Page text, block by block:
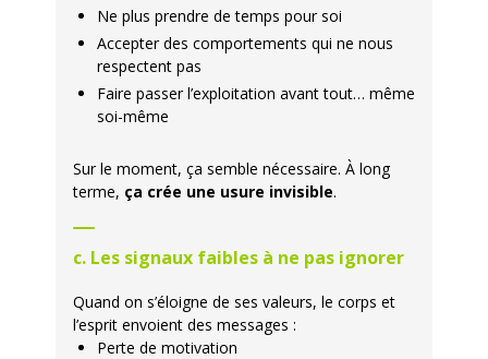
Ne plus prendre de temps pour soi
Accepter des comportements qui ne nous
respectent pas
Faire passer l’exploitation avant tout… même
soi-même
Sur le moment, ça semble nécessaire. À long
terme, ça crée une usure invisible.
c. Les signaux faibles à ne pas ignorer
Quand on s’éloigne de ses valeurs, le corps et
l’esprit envoient des messages :
Perte de motivation